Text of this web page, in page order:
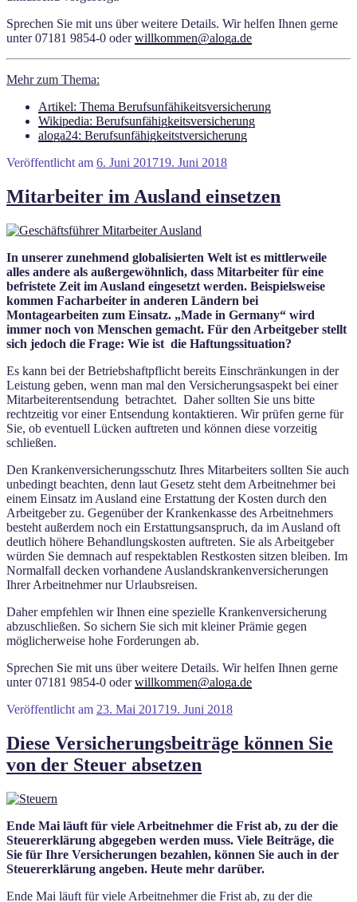
Sprechen Sie mit uns über weitere Details. Wir helfen Ihnen gerne
unter 07181 9854-0 oderwillkommen@aloga.de
Mehr zum Thema:
Artikel: Thema Berufsunfähikeitsversicherung
Wikipedia: Berufsunfähigkeitsversicherung
aloga24: Berufsunfähigkeitstversicherung
Veröffentlicht am 6. Juni 201719. Juni 2018
Mitarbeiter im Ausland einsetzen
In unserer zunehmend globalisierten Welt ist es mittlerweile
alles andere als außergewöhnlich, dass Mitarbeiter für eine
befristete Zeit im Ausland eingesetzt werden. Beispielsweise
kommen Facharbeiter in anderen Ländern bei
Montagearbeiten zum Einsatz. „Made in Germany“ wird
immer noch von Menschen gemacht. Für den Arbeitgeber stellt
sich jedoch die Frage: Wie ist die Haftungssituation?
Es kann bei der Betriebshaftpflicht bereits Einschränkungen in der
Leistung geben, wenn man mal den Versicherungsaspekt bei einer
Mitarbeiterentsendung betrachtet. Daher sollten Sie uns bitte
rechtzeitig vor einer Entsendung kontaktieren. Wir prüfen gerne für
Sie, ob eventuell Lücken auftreten und können diese vorzeitig
schließen.
Den Krankenversicherungsschutz Ihres Mitarbeiters sollten Sie auch
unbedingt beachten, denn laut Gesetz steht dem Arbeitnehmer bei
einem Einsatz im Ausland eine Erstattung der Kosten durch den
Arbeitgeber zu. Gegenüber der Krankenkasse des Arbeitnehmers
besteht außerdem noch ein Erstattungsanspruch, da im Ausland oft
deutlich höhere Behandlungskosten auftreten. Sie als Arbeitgeber
würden Sie demnach auf respektablen Restkosten sitzen bleiben. Im
Normalfall decken vorhandene Auslandskrankenversicherungen
Ihrer Arbeitnehmer nur Urlaubsreisen.
Daher empfehlen wir Ihnen eine spezielle Krankenversicherung
abzuschließen. So sichern Sie sich mit kleiner Prämie gegen
möglicherweise hohe Forderungen ab.
Sprechen Sie mit uns über weitere Details. Wir helfen Ihnen gerne
unter 07181 9854-0 oderwillkommen@aloga.de
Veröffentlicht am 23. Mai 201719. Juni 2018
Diese Versicherungsbeiträge können Sie
von der Steuer absetzen
Ende Mai läuft für viele Arbeitnehmer die Frist ab, zu der die
Steuererklärung abgegeben werden muss. Viele Beiträge, die
Sie für Ihre Versicherungen bezahlen, können Sie auch in der
Steuererklärung angeben. Heute mehr darüber.
Ende Mai läuft für viele Arbeitnehmer die Frist ab, zu der die